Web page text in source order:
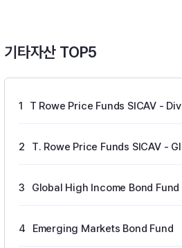
기타자산 TOP5
1 T Rowe Price Funds SICAV - Div
2
3 Global High Income Bond Fund
4 Emerging Markets Bond Fund